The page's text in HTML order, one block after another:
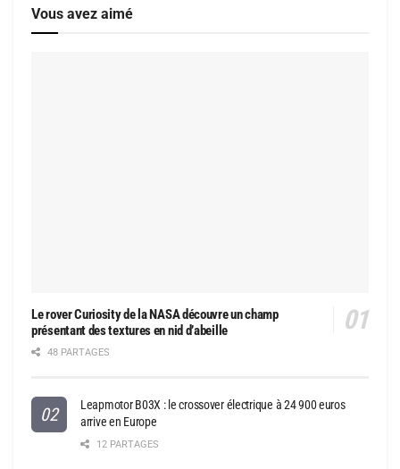
Vous avez aimé
Le rover Curiosity de la NASA découvre un champ
présentant des textures en nid d’abeille
48 PARTAGES
Leapmotor B03X : le crossover électrique à 24 900 euros
arrive en Europe
12 PARTAGES